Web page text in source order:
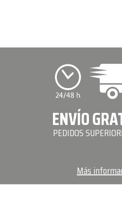
ENVÍO
PEDIDOS
Más